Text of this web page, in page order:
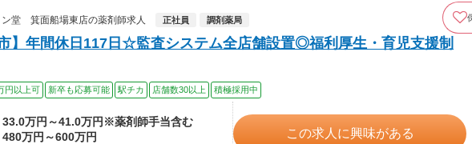
堂 箕面船場東店の薬剤師求人
正社員 調剤薬局
市】年間休日117日☆監査システム全店舗設置◎福利厚生・育児支援制
円以上可 新卒も応募可能 駅チカ 店舗数30以上 積極採用中
33.0万円～41.0万円※薬剤師手当含む
480万円～600万円
この求人に興味がある